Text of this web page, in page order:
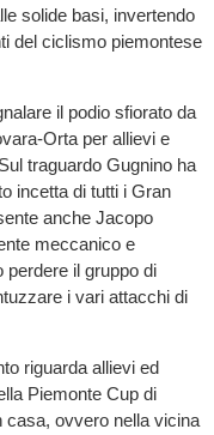
solide basi, invertendo
del ciclismo piemontese
il podio sfiorato da
Orta per allievi e
traguardo Gugnino ha
incetta di tutti i Gran
anche Jacopo
meccanico e
perdere il gruppo di
i vari attacchi di
riguarda allievi ed
Piemonte Cup di
casa, ovvero nella vicina